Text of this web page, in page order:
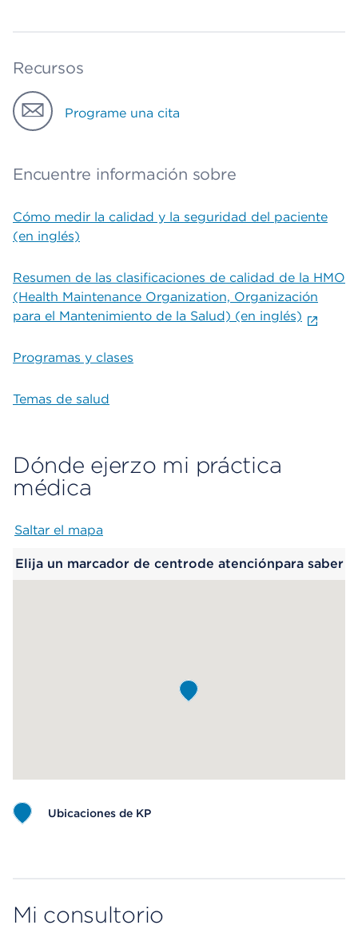
Recursos
Programe una cita
Encuentre información sobre
Cómo medir la calidad y la seguridad del paciente
(en inglés)
Resumen de las clasificaciones de calidad de la HMO
(Health Maintenance Organization, Organización
para el Mantenimiento de la Salud) (en inglés)
Programas y clases
Temas de salud
Dónde ejerzo mi práctica
médica
Saltar el mapa
Elija un marcador de centrode atenciónpara saber
Ubicaciones de KP
Mi consultorio